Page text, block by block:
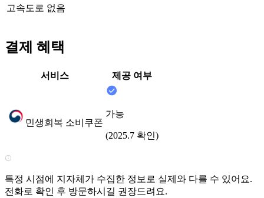
고속도로 없음
결제 혜택
서비스 제공 여부
민생회복 소비쿠폰
가능
(2025.7 확인)
특정 시점에 지자체가 수집한 정보로 실제와 다를 수 있어요.
전화로 확인 후 방문하시길 권장드려요.